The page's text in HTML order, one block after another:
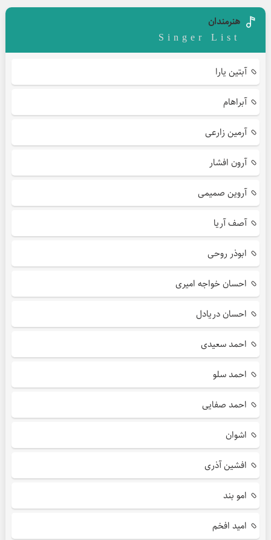
هنرمندان
Singer List
آبتین یارا
آبراهام
آرمین زارعی
آرون افشار
آروین صمیمی
آصف آریا
ابوذر روحی
احسان خواجه امیری
احسان دریادل
احمد سعیدی
احمد سلو
احمد صفایی
اشوان
افشین آذری
امو بند
امید افخم